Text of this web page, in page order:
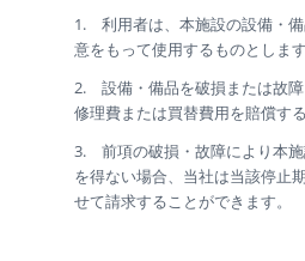
1. 利用者は、本施設の設備・
意をもって使用するものとします
2. 設備・備品を破損または故
修理費または買替費用を賠償す
3. 前項の破損・故障により本
を得ない場合、当社は当該停止
せて請求することができます。